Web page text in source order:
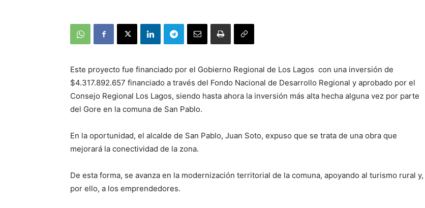
Este proyecto fue financiado por el Gobierno Regional de Los Lagos con una inversión de
$4.317.892.657 financiado a través del Fondo Nacional de Desarrollo Regional y aprobado por el
Consejo Regional Los Lagos, siendo hasta ahora la inversión más alta hecha alguna vez por parte
del Gore en la comuna de San Pablo.
En la oportunidad, el alcalde de San Pablo, Juan Soto, expuso que se trata de una obra que
mejorará la conectividad de la zona.
De esta forma, se avanza en la modernización territorial de la comuna, apoyando al turismo rural y,
por ello, a los emprendedores.